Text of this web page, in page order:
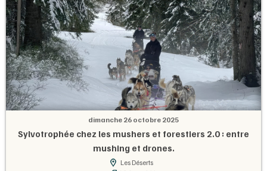
dimanche 26 octobre 2025
Sylvotrophée chez les mushers et forestiers 2.0 : entre
mushing et drones.
Les Déserts